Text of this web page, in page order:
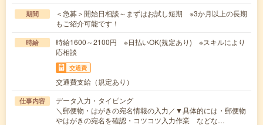
期間
＜急募＞開始日相談～まずはお試し短期 ※3か月以上の長期
もご紹介可能です！
時給
時給1600～2100円 ※日払いOK(規定あり) ※スキルにより
応相談
交通費
交通費支給（規定あり）
仕事内容
データ入力・タイピング
＼郵便物・はがきの宛名情報の入力／▼具体的には・郵便物
やはがきの宛名を確認・コツコツ入力作業 などな…